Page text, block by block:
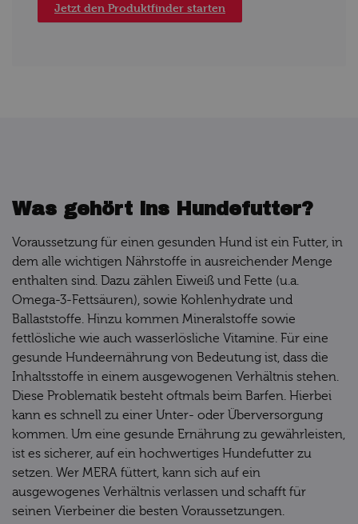
Jetzt den Produktfinder starten
Was gehört ins Hundefutter?
Voraussetzung für einen gesunden Hund ist ein Futter, in
dem alle wichtigen Nährstoffe in ausreichender Menge
enthalten sind. Dazu zählen Eiweiß und Fette (u.a.
Omega-3-Fettsäuren), sowie Kohlenhydrate und
Ballaststoffe. Hinzu kommen Mineralstoffe sowie
fettlösliche wie auch wasserlösliche Vitamine. Für eine
gesunde Hundeernährung von Bedeutung ist, dass die
Inhaltsstoffe in einem ausgewogenen Verhältnis stehen.
Diese Problematik besteht oftmals beim Barfen. Hierbei
kann es schnell zu einer Unter- oder Überversorgung
kommen. Um eine gesunde Ernährung zu gewährleisten,
ist es sicherer, auf ein hochwertiges Hundefutter zu
setzen. Wer MERA füttert, kann sich auf ein
ausgewogenes Verhältnis verlassen und schafft für
seinen Vierbeiner die besten Voraussetzungen.